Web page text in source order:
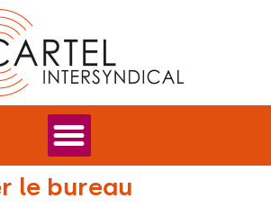
le bureau